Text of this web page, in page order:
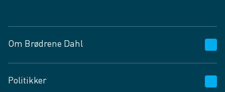
Om Brødrene Dahl
Vagttelefon 30 10 89 89
Politikker